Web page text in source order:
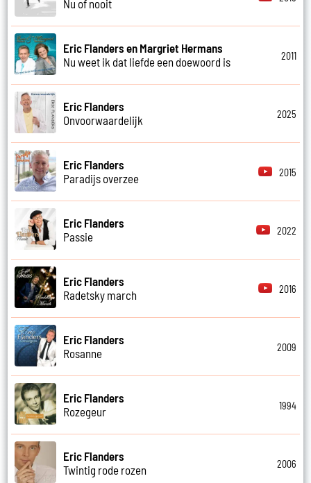
Nu of nooit
Eric Flanders en Margriet Hermans
Nu weet ik dat liefde een doewoord is
2011
Eric Flanders
Onvoorwaardelijk
2025
Eric Flanders
Paradijs overzee
2015
Eric Flanders
Passie
2022
Eric Flanders
Radetsky march
2016
Eric Flanders
Rosanne
2009
Eric Flanders
Rozegeur
1994
Eric Flanders
Twintig rode rozen
2006